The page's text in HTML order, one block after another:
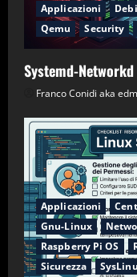
Applicazioni
Qemu
Security
Systemd-
Franco Conidi aka
Applicazioni
Gnu-Linux
Raspberry Pi OS
Sicurezza